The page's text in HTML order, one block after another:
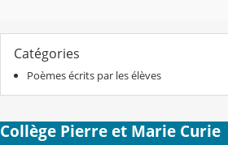
Catégories
Poèmes écrits par les élèves
Collège Pierre et Marie Curie